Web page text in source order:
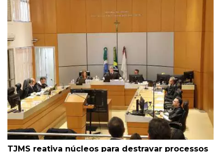
TJMS reativa núcleos para destravar processos